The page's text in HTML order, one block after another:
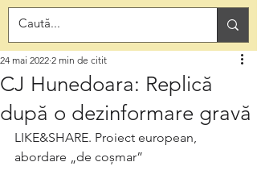
CJ Hunedoara: Replică
după o dezinformare gravă
24 mai 2022 2 min de citit
LIKE&SHARE. Proiect european,
abordare „de coșmar”